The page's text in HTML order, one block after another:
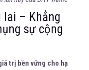
– Khẳng
sự cộng
trị bền vững cho hạ